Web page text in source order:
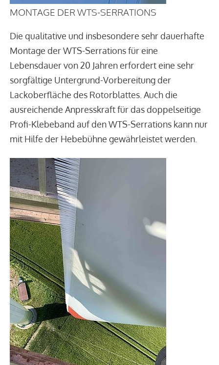
MONTAGE DER WTS-SERRATIONS
Die qualitative und insbesondere sehr dauerhafte
Montage der WTS-Serrations für eine
Lebensdauer von 20 Jahren erfordert eine sehr
sorgfältige Untergrund-Vorbereitung der
Lackoberfläche des Rotorblattes. Auch die
ausreichende Anpresskraft für das doppelseitige
Profi-Klebeband auf den WTS-Serrations kann nur
mit Hilfe der Hebebühne gewährleistet werden.